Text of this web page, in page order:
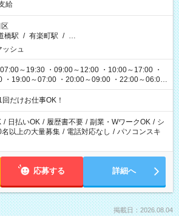
給
橋駅 / 有楽町駅 / …
ッシュ
～19:30 ・09:00～12:00 ・10:00～17:00 ・
・19:00～07:00 ・20:00～09:00 ・22:00～06:00
※シフトはだけお仕事OK！
/ 日払いOK / 履歴書不要 / 副業・WワークOK / シ
名以上の大量募集 / 電話対応なし / パソコンスキ
応募する 詳細へ
掲載日：2026.08.04